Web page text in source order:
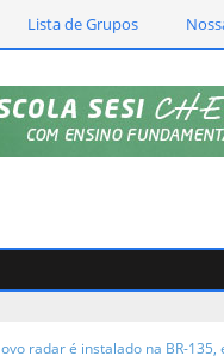
Lista de Grupos
radar é instalado na BR-135,